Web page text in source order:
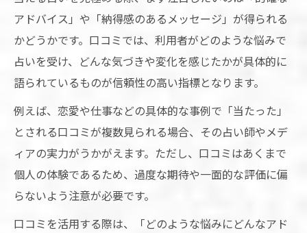
アドバイス」や「納得感のあるメッセージ」が得られる
かどうかです。口コミでは、利用者がどのような悩みで
占いを受け、どんな気づきや変化を感じたかが具体的に
語られているものが信頼性の高い指標となります。
例えば、恋愛や仕事などの具体的な事例で「当たった」
とされる口コミが複数見られる場合、その占い師やメデ
ィアの実力がうかがえます。ただし、口コミはあくまで
個人の体験であるため、過度な期待や一面的な評価に偏
らないよう注意が必要です。
口コミを活用する際は、「どのような悩みにどんなアド